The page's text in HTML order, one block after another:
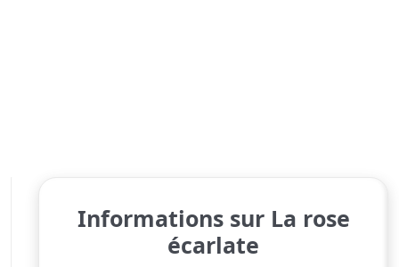
Informations sur La rose
écarlate